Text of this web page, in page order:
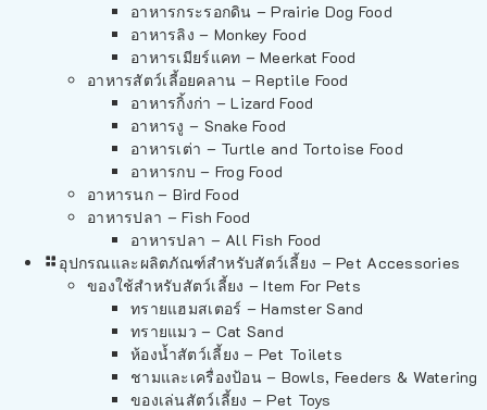
อาหารกระรอกดิน – Prairie Dog Food
อาหารลิง – Monkey Food
อาหารเมียร์แคท – Meerkat Food
อาหารสัตว์เลี้อยคลาน – Reptile Food
อาหารกิ้งก่า – Lizard Food
อาหารงู – Snake Food
อาหารเต่า – Turtle and Tortoise Food
อาหารกบ – Frog Food
อาหารนก – Bird Food
อาหารปลา – Fish Food
อาหารปลา – All Fish Food
อุปกรณและผลิตภัณฑ์สำหรับสัตว์เลี้ยง – Pet Accessories
ของใช้สำหรับสัตว์เลี้ยง – Item For Pets
ทรายแฮมสเตอร์ – Hamster Sand
ทรายแมว – Cat Sand
ห้องน้ำสัตว์เลี้ยง – Pet Toilets
ชามและเครื่องป้อน – Bowls, Feeders & Watering
ของเล่นสัตว์เลี้ยง – Pet Toys